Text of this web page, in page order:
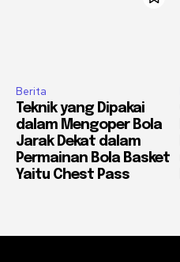
Berita
Teknik yang Dipakai
dalam Mengoper Bola
Jarak Dekat dalam
Permainan Bola Basket
Yaitu Chest Pass